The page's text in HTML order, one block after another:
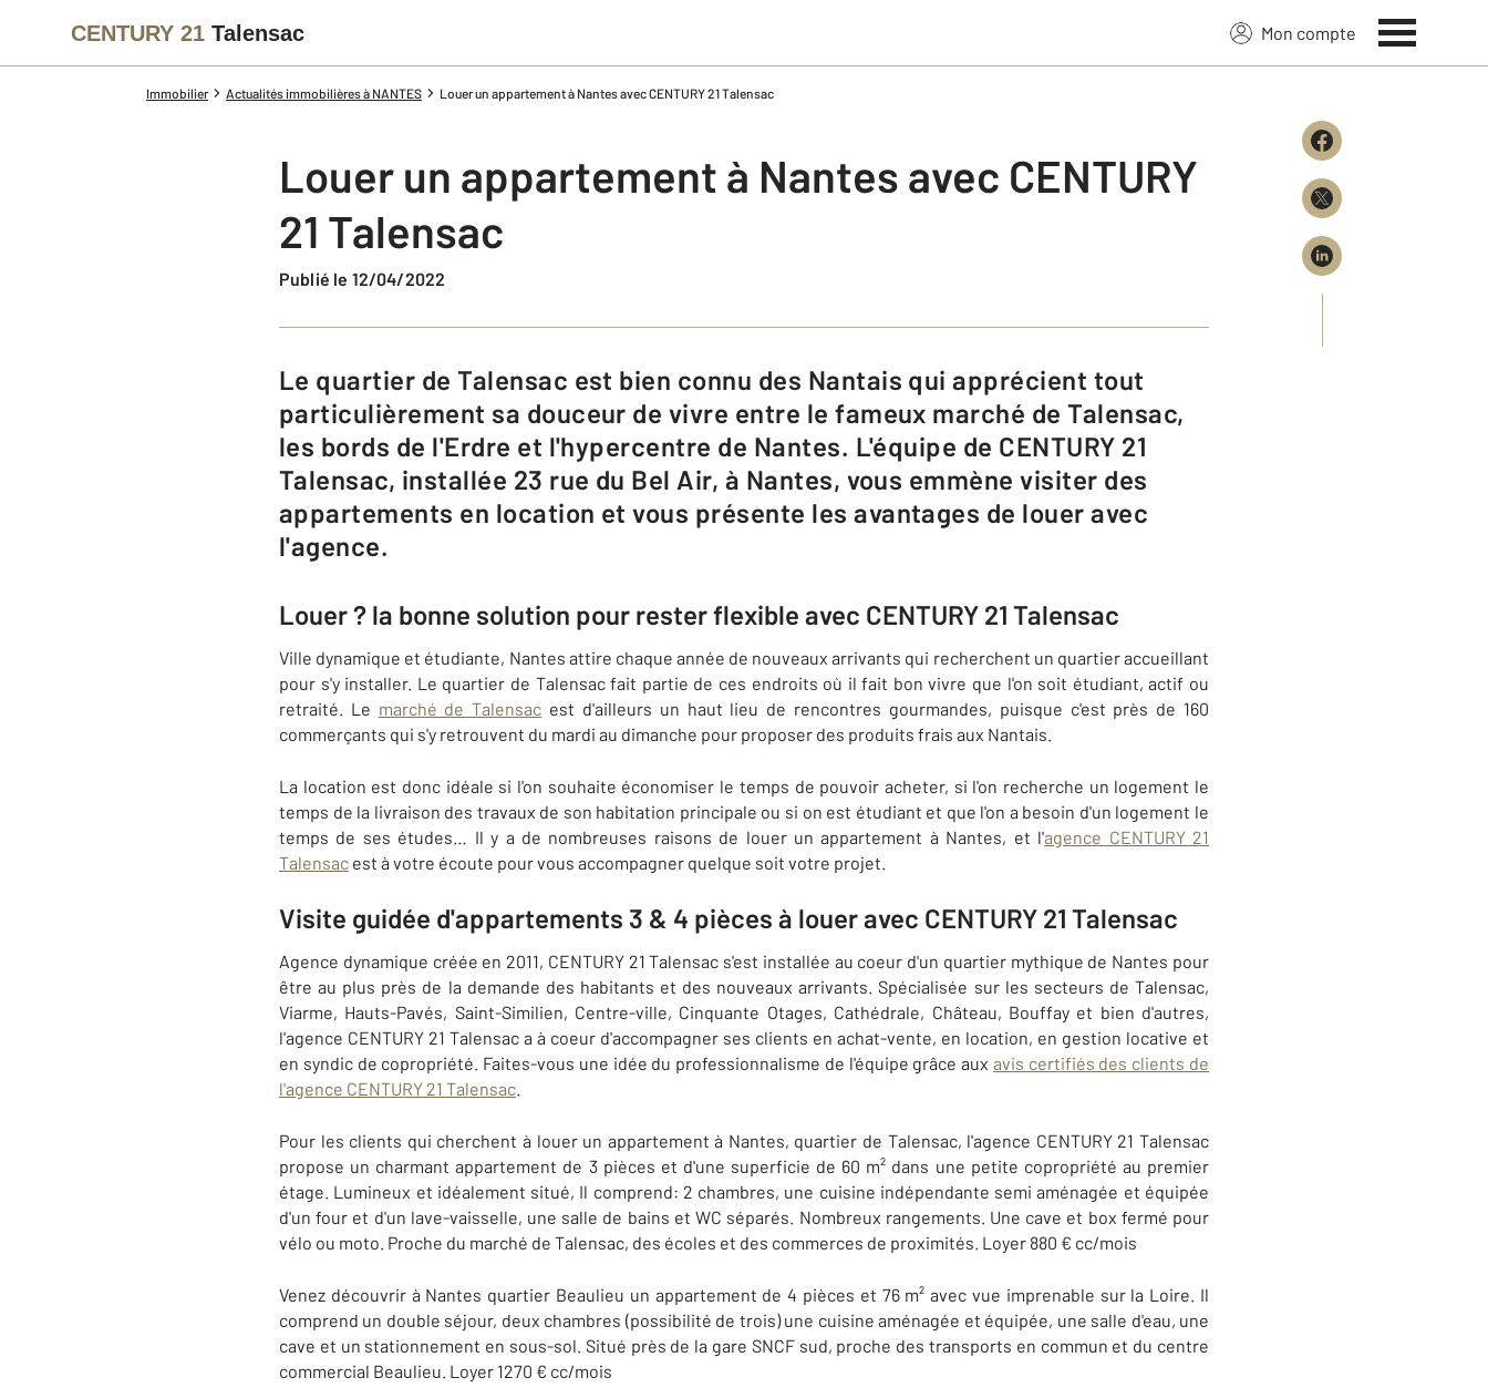
CENTURY 21 Talensac Mon compte
Immobilier Actualités immobilières à NANTES Louer un appartement à Nantes avec CENTURY 21 Talensac
Louer un appartement à Nantes avec CENTURY
21 Talensac
Publié le 12/04/2022
Le quartier de Talensac est bien connu des Nantais qui apprécient tout
particulièrement sa douceur de vivre entre le fameux marché de Talensac,
les bords de l'Erdre et l'hypercentre de Nantes. L'équipe de CENTURY 21
Talensac, installée 23 rue du Bel Air, à Nantes, vous emmène visiter des
appartements en location et vous présente les avantages de louer avec
l'agence.
Louer ? la bonne solution pour rester flexible avec CENTURY 21 Talensac
Ville dynamique et étudiante, Nantes attire chaque année de nouveaux arrivants qui recherchent un quartier accueillant
pour s'y installer. Le quartier de Talensac fait partie de ces endroits où il fait bon vivre que l'on soit étudiant, actif ou
retraité. Le marché de Talensac est d'ailleurs un haut lieu de rencontres gourmandes, puisque c'est près de 160
commerçants qui s'y retrouvent du mardi au dimanche pour proposer des produits frais aux Nantais.
La location est donc idéale si l'on souhaite économiser le temps de pouvoir acheter, si l'on recherche un logement le
temps de la livraison des travaux de son habitation principale ou si on est étudiant et que l'on a besoin d'un logement le
temps de ses études… Il y a de nombreuses raisons de louer un appartement à Nantes, et l'agence CENTURY 21
Talensac est à votre écoute pour vous accompagner quelque soit votre projet.
Visite guidée d'appartements 3 & 4 pièces à louer avec CENTURY 21 Talensac
Agence dynamique créée en 2011, CENTURY 21 Talensac s'est installée au coeur d'un quartier mythique de Nantes pour
être au plus près de la demande des habitants et des nouveaux arrivants. Spécialisée sur les secteurs de Talensac,
Viarme, Hauts-Pavés, Saint-Similien, Centre-ville, Cinquante Otages, Cathédrale, Château, Bouffay et bien d'autres,
l'agence CENTURY 21 Talensac a à coeur d'accompagner ses clients en achat-vente, en location, en gestion locative et
en syndic de copropriété. Faites-vous une idée du professionnalisme de l'équipe grâce aux avis certifiés des clients de
l'agence CENTURY 21 Talensac.
Pour les clients qui cherchent à louer un appartement à Nantes, quartier de Talensac, l'agence CENTURY 21 Talensac
propose un charmant appartement de 3 pièces et d'une superficie de 60 m² dans une petite copropriété au premier
étage. Lumineux et idéalement situé, Il comprend: 2 chambres, une cuisine indépendante semi aménagée et équipée
d'un four et d'un lave-vaisselle, une salle de bains et WC séparés. Nombreux rangements. Une cave et box fermé pour
vélo ou moto. Proche du marché de Talensac, des écoles et des commerces de proximités. Loyer 880 € cc/mois
Venez découvrir à Nantes quartier Beaulieu un appartement de 4 pièces et 76 m² avec vue imprenable sur la Loire. Il
comprend un double séjour, deux chambres (possibilité de trois) une cuisine aménagée et équipée, une salle d'eau, une
cave et un stationnement en sous-sol. Situé près de la gare SNCF sud, proche des transports en commun et du centre
commercial Beaulieu. Loyer 1270 € cc/mois